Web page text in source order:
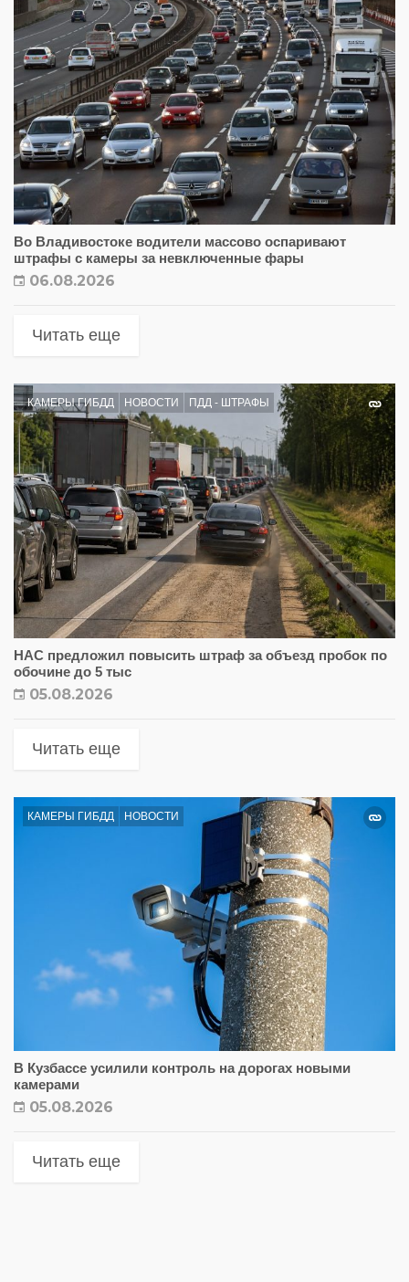
Во Владивостоке водители массово оспаривают
штрафы с камеры за невключенные фары
06.08.2026
Читать еще
КАМЕРЫ ГИБДД НОВОСТИ ПДД - ШТРАФЫ
НАС предложил повысить штраф за объезд пробок по
обочине до 5 тыс
05.08.2026
Читать еще
КАМЕРЫ ГИБДД НОВОСТИ
В Кузбассе усилили контроль на дорогах новыми
камерами
05.08.2026
Читать еще